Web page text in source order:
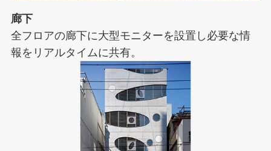
廊下
全フロアの廊下に大型モニターを設置し必要な情
報をリアルタイムに共有。